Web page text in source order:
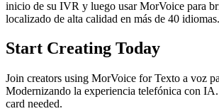
inicio de su IVR y luego usar MorVoice para
localizado de alta calidad en más de 40 idiomas.
Start Creating Today
Join creators using MorVoice for Texto a voz
Modernizando la experiencia telefónica con
card needed.